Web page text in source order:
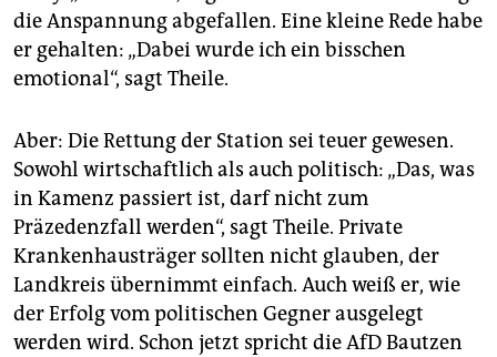
die Anspannung abgefallen. Eine kleine Rede habe
er gehalten: „Dabei wurde ich ein bisschen
emotional“, sagt Theile.
Aber: Die Rettung der Station sei teuer gewesen.
Sowohl wirtschaftlich als auch politisch: „Das, was
in Kamenz passiert ist, darf nicht zum
Präzedenzfall werden“, sagt Theile. Private
Krankenhausträger sollten nicht glauben, der
Landkreis übernimmt einfach. Auch weiß er, wie
der Erfolg vom politischen Gegner ausgelegt
werden wird. Schon jetzt spricht die AfD Bautzen